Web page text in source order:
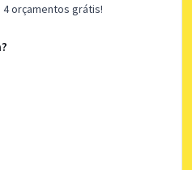
orçamentos grátis!